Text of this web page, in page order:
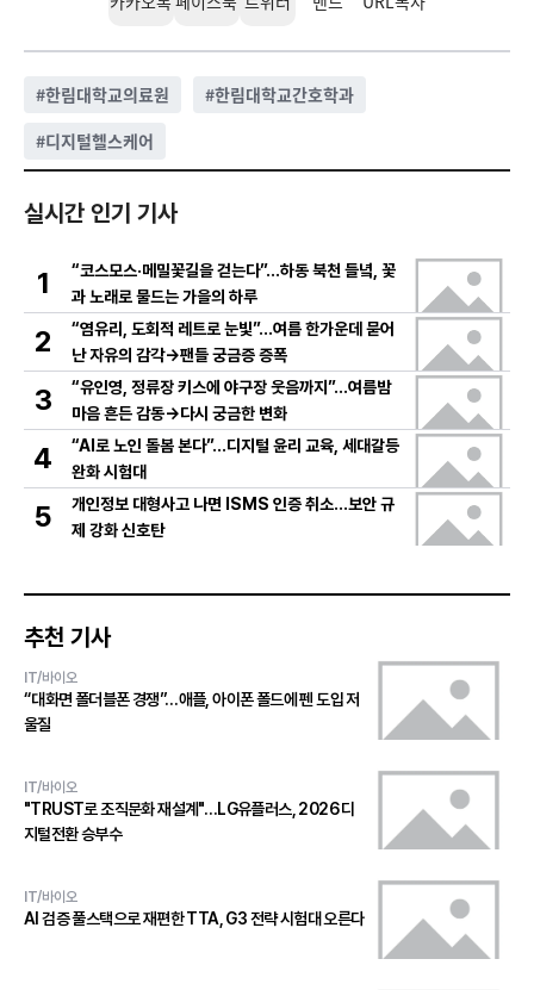
#한림대학교의료원 #한림대학교간호학과
#디지털헬스케어
실시간 인기 기사
1
“코스모스·메밀꽃길을 걷는다”…하동 북천 들녘, 꽃
과 노래로 물드는 가을의 하루
2
“염유리, 도회적 레트로 눈빛”…여름 한가운데 묻어
난 자유의 감각→팬들 궁금증 증폭
3
“유인영, 정류장 키스에 야구장 웃음까지”…여름밤
마음 흔든 감동→다시 궁금한 변화
4
“AI로 노인 돌봄 본다”…디지털 윤리 교육, 세대갈등
완화 시험대
5
개인정보 대형사고 나면 ISMS 인증 취소…보안 규
제 강화 신호탄
추천 기사
IT/바이오
“대화면 폴더블폰 경쟁”…애플, 아이폰 폴드에 펜 도입 저
울질
IT/바이오
"TRUST로 조직문화 재설계"…LG유플러스, 2026 디
지털전환 승부수
IT/바이오
AI 검증 풀스택으로 재편한 TTA, G3 전략 시험대 오른다